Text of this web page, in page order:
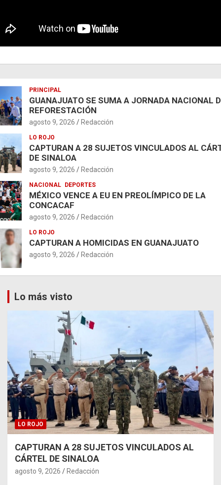
PRINCIPAL
GUANAJUATO SE SUMA A JORNADA NACIONAL
REFORESTACIÓN
agosto 9, 2026 Redacción
LO ROJO
CAPTURAN A 28 SUJETOS VINCULADOS AL
DE SINALOA
agosto 9, 2026 Redacción
NACIONAL DEPORTES
MÉXICO VENCE A EU EN PREOLÍMPICO DE LA
CONCACAF
agosto 9, 2026 Redacción
LO ROJO
CAPTURAN A HOMICIDAS EN GUANAJUATO
agosto 9, 2026 Redacción
Lo más visto
LO ROJO
CAPTURAN A 28 SUJETOS VINCULADOS AL
CÁRTEL DE SINALOA
agosto 9, 2026 Redacción